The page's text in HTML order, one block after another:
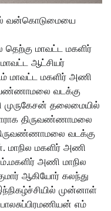
வன்கொடுமையை
மாவட்ட மகளிர்
ஆட்சியர்
மாவட்ட மகளிர் அணி
வடக்கு
முருகேசன் தலைமையில்
திருவண்ணாமலை
வடக்கு
மாநில மகளிர் அணி
அணி மாநில
ஆகியோர் கலந்து
முன்னாள்
எம்